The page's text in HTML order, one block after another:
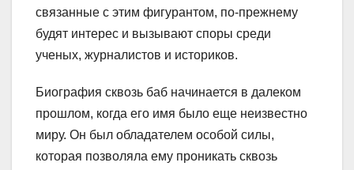
связанные с этим фигурантом, по-прежнему
будят интерес и вызывают споры среди
ученых, журналистов и историков.
Биография сквозь баб начинается в далеком
прошлом, когда его имя было еще неизвестно
миру. Он был обладателем особой силы,
которая позволяла ему проникать сквозь